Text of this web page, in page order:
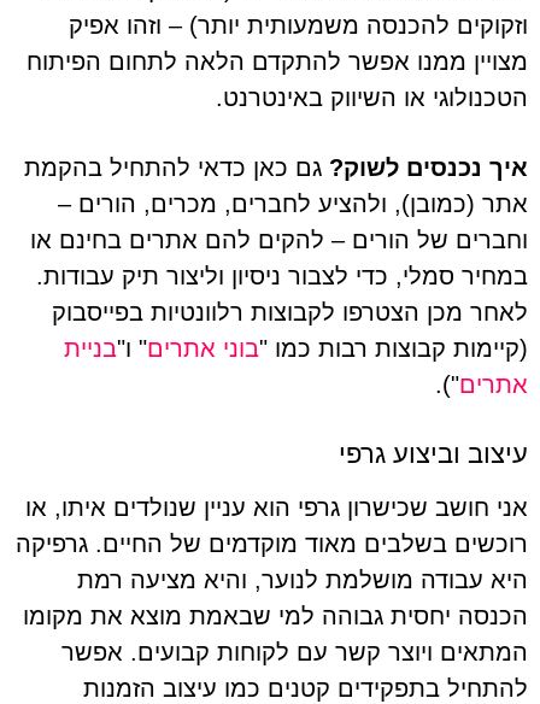
וזקוקים להכנסה משמעותית יותר) – וזהו אפיק
מצויין ממנו אפשר להתקדם הלאה לתחום הפיתוח
הטכנולוגי או השיווק באינטרנט.
איך נכנסים לשוק?גם כאן כדאי להתחיל בהקמת
אתר (כמובן), ולהציע לחברים, מכרים, הורים –
וחברים של הורים – להקים להם אתרים בחינם או
במחיר סמלי, כדי לצבור ניסיון וליצור תיק עבודות.
לאחר מכן הצטרפו לקבוצות רלוונטיות בפייסבוק
(קיימות קבוצות רבות כמו "בוני אתרים" ו"בניית
אתרים").
עיצוב וביצוע גרפי
אני חושב שכישרון גרפי הוא עניין שנולדים איתו, או
רוכשים בשלבים מאוד מוקדמים של החיים. גרפיקה
היא עבודה מושלמת לנוער, והיא מציעה רמת
הכנסה יחסית גבוהה למי שבאמת מוצא את מקומו
המתאים ויוצר קשר עם לקוחות קבועים. אפשר
להתחיל בתפקידים קטנים כמו עיצוב הזמנות